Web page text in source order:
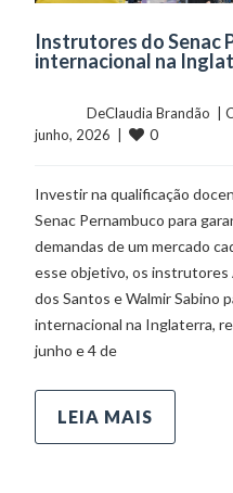
Instrutores do Senac
internacional na
	    	DeClaudia Brandão  |
junho, 2026  |
0
Investir na qualificação
Senac Pernambuco para
demandas de um mercado
esse objetivo, os instrutores
dos Santos e Walmir Sabino
internacional na Inglaterra,
junho e 4 de
LEIA MAIS